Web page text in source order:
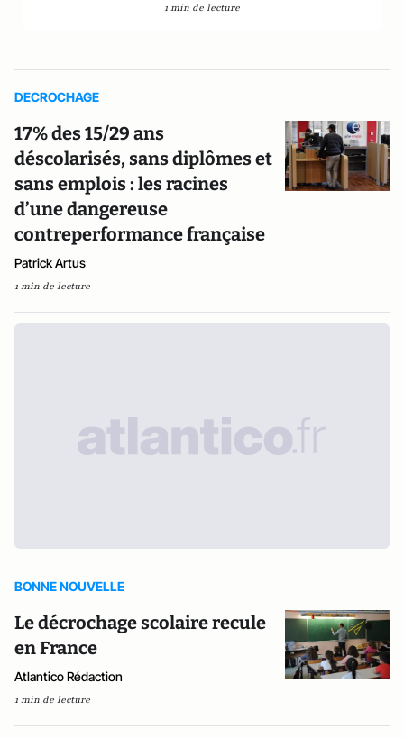
1 min de lecture
DECROCHAGE
17% des 15/29 ans
déscolarisés, sans diplômes et
sans emplois : les racines
d’une dangereuse
contreperformance française
Patrick Artus
1 min de lecture
BONNE NOUVELLE
Le décrochage scolaire recule
en France
Atlantico Rédaction
1 min de lecture